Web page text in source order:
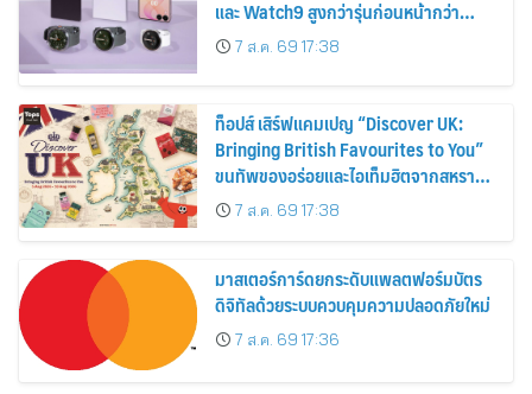
และ Watch9 สูงกว่ารุ่นก่อนหน้ากว่า
30%7 ส.ค. 69 17:38
ท็อปส์ เสิร์ฟแคมเปญ “Discover UK:
Bringing British Favourites to You”
ขนทัพของอร่อยและไอเท็มฮิตจากสหราช
อาณาจักร ส่งตรงถึงมือตั้งแต่วันนี้ – 18
สิงหาคมนี้
7 ส.ค. 69 17:38
มาสเตอร์การ์ดยกระดับแพลตฟอร์มบัตร
ดิจิทัลด้วยระบบควบคุมความปลอดภัยใหม่
7 ส.ค. 69 17:36